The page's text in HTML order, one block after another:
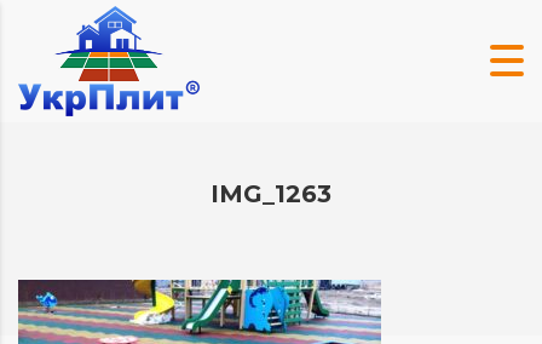
IMG_1263